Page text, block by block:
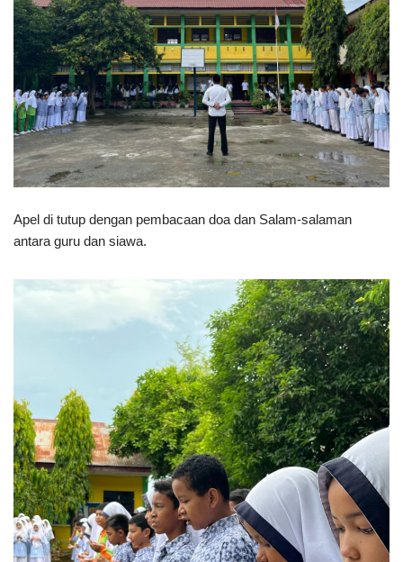
Apel di tutup dengan pembacaan doa dan Salam-salaman
antara guru dan siawa.